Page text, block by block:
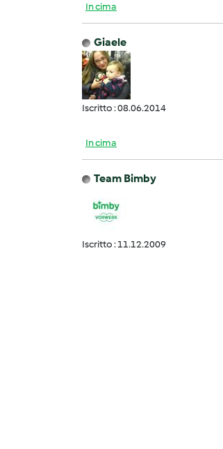
In cima
Giaele
Iscritto : 08.06.2014
In cima
Team Bimby
Iscritto : 11.12.2009